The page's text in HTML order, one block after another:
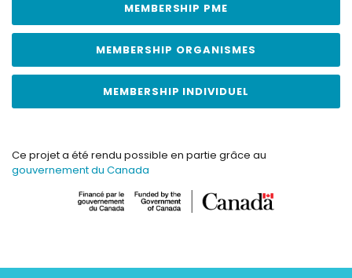
MEMBERSHIP PME
MEMBERSHIP ORGANISMES
MEMBERSHIP INDIVIDUEL
Ce projet a été rendu possible en partie grâce au
gouvernement du Canada